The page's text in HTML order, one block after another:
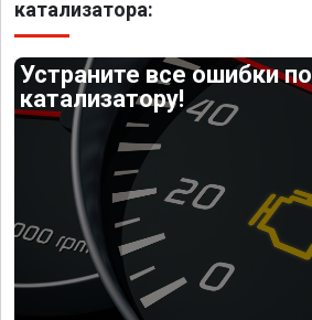
катализатора:
Устраните все ошибки по
катализатору!